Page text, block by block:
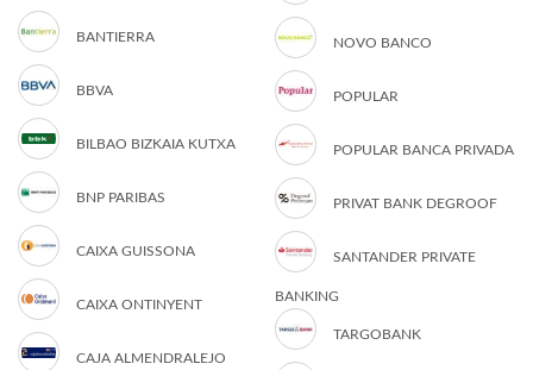
BANTIERRA
BBVA
BILBAO BIZKAIA KUTXA
BNP PARIBAS
CAIXA GUISSONA
CAIXA ONTINYENT
CAJA ALMENDRALEJO
NOVO BANCO
POPULAR
POPULAR BANCA PRIVADA
PRIVAT BANK DEGROOF
SANTANDER PRIVATE
BANKING
TARGOBANK